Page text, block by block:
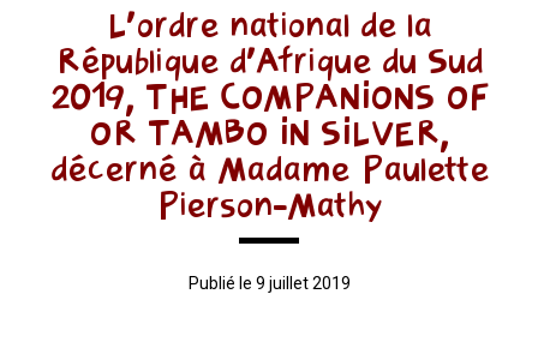
L’ordre national de la
République d’Afrique du Sud
2019, THE COMPANIONS OF
OR TAMBO IN SILVER,
décerné à Madame Paulette
Pierson-Mathy
Publié le 9 juillet 2019